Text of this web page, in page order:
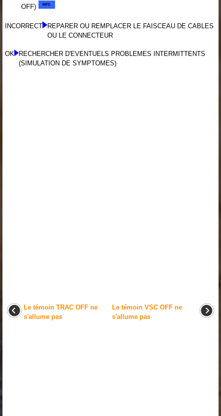
OFF)
INCORRECT
REPARER OU REMPLACER LE FAISCEAU DE CABLES
OU LE CONNECTEUR
OK
RECHERCHER D'EVENTUELS PROBLEMES INTERMITTENTS
(SIMULATION DE SYMPTOMES)
Le témoin TRAC OFF ne
s'allume pas
Le témoin VSC OFF ne
s'allume pas